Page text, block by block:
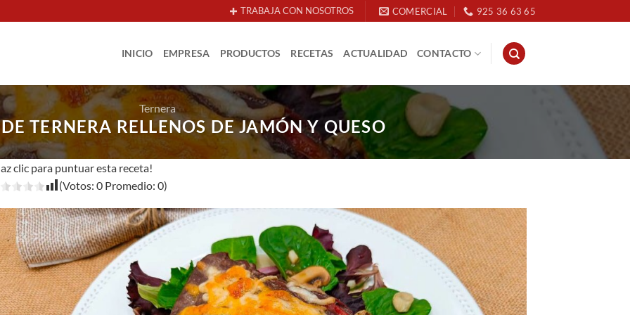
TRABAJA CON NOSOTROS COMERCIAL 925 36 63 65
INICIO EMPRESA PRODUCTOS RECETAS ACTUALIDAD CONTACTO
Ternera
TERNERA RELLENOS DE JAMÓN Y QUESO
clic para puntuar esta receta!
(Votos: 0 Promedio: 0)